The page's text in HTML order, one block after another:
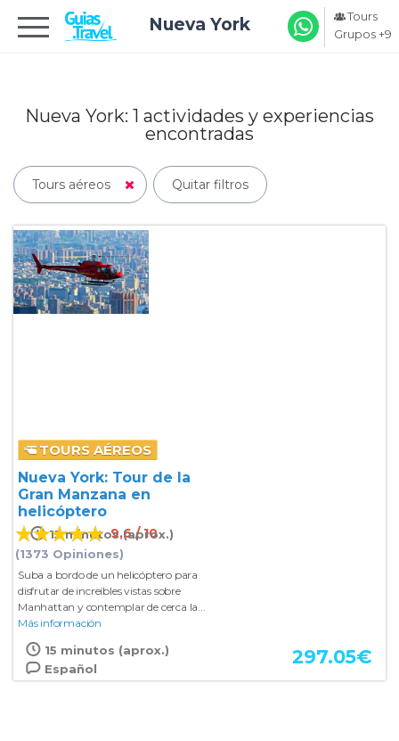
Nueva York
Tours
Grupos +9
Nueva York: 1 actividades y experiencias
encontradas
Tours aéreos Quitar filtros
TOURS AÉREOS
Nueva York: Tour de la
Gran Manzana en
helicóptero
15 minutos (aprox.)
9,6 / 10
(1373 Opiniones)
Suba a bordo de un helicóptero para
disfrutar de increíbles vistas sobre
Manhattan y contemplar de cerca la...
Más información
15 minutos (aprox.)
Español
297.05€